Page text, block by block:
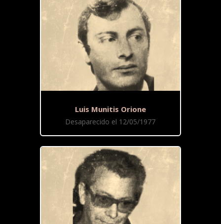
Luis Munitis Orione
Desaparecido el 12/05/1977